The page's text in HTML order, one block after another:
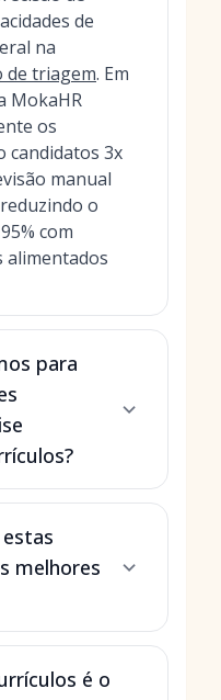
de
na
de triagem. Em
MokaHR
os
3x
manual
o
com
alimentados
para
melhores
é o